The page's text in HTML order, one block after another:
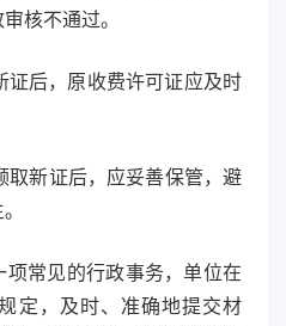
核不通过。
证后，原收费许可证应及时
取新证后，应妥善保管，避
项常见的行政事务，单位在
定，及时、准确地提交材